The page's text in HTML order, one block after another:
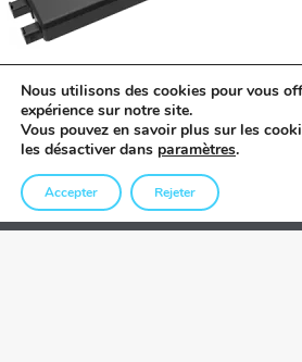
DEVIS GRATUIT
Nous utilisons des cookies pour vous
expérience sur notre site.
Vous pouvez en savoir plus sur les
les désactiver dans paramètres.
Accepter Rejeter